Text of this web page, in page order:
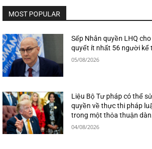
MOST POPULAR
Sếp Nhân quyền LHQ
quyết ít nhất 56 người kể
05/08/2026
Liệu Bộ Tư pháp có thể
quyền về thực thi pháp
trong một thỏa thuận
04/08/2026